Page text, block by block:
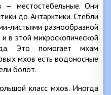
местостебельные. Они
до Антарктики. Стебли
листьями разнообразной
в этой микроскопической
Это помогает мхам
мхов есть водоносные
болот.
класс мхов. Иногда